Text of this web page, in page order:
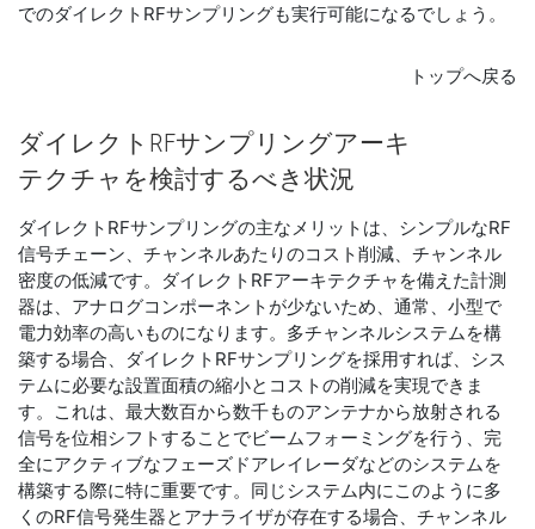
でのダイレクトRFサンプリングも実行可能になるでしょう。
トップへ戻る
ダイレクト RFサンプリングアーキ
テクチャ を検討するべき状況
ダイレクトRFサンプリングの主なメリットは、シンプルなRF
信号チェーン、チャンネルあたりのコスト削減、チャンネル
密度の低減です。ダイレクトRFアーキテクチャを備えた計測
器は、アナログコンポーネントが少ないため、通常、小型で
電力効率の高いものになります。多チャンネルシステムを構
築する場合、ダイレクトRFサンプリングを採用すれば、シス
テムに必要な設置面積の縮小とコストの削減を実現できま
す。これは、最大数百から数千ものアンテナから放射される
信号を位相シフトすることでビームフォーミングを行う、完
全にアクティブなフェーズドアレイレーダなどのシステムを
構築する際に特に重要です。同じシステム内にこのように多
くのRF信号発生器とアナライザが存在する場合、チャンネル